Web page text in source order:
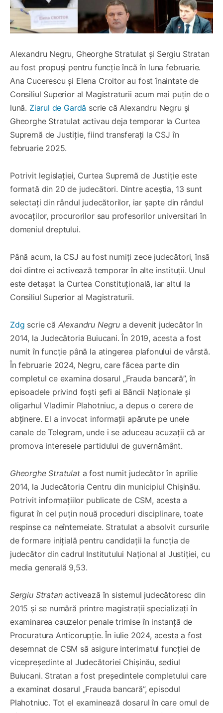
Alexandru Negru, Gheorghe Stratulat și Sergiu Stratan
au fost propuși pentru funcție încă în luna februarie.
Ana Cucerescu și Elena Croitor au fost înaintate de
Consiliul Superior al Magistraturii acum mai puțin de o
lună. Ziarul de Gardă scrie că Alexandru Negru și
Gheorghe Stratulat activau deja temporar la Curtea
Supremă de Justiție, fiind transferați la CSJ în
februarie 2025.
Potrivit legislației, Curtea Supremă de Justiție este
formată din 20 de judecători. Dintre aceștia, 13 sunt
selectați din rândul judecătorilor, iar șapte din rândul
avocaților, procurorilor sau profesorilor universitari în
domeniul dreptului.
Până acum, la CSJ au fost numiți zece judecători, însă
doi dintre ei activează temporar în alte instituții. Unul
este detașat la Curtea Constituțională, iar altul la
Consiliul Superior al Magistraturii.
Zdg scrie că Alexandru Negrua devenit judecător în
2014, la Judecătoria Buiucani. În 2019, acesta a fost
numit în funcție până la atingerea plafonului de vârstă.
În februarie 2024, Negru, care făcea parte din
completul ce examina dosarul „Frauda bancară”, în
episoadele privind foști șefi ai Băncii Naționale și
oligarhul Vladimir Plahotniuc, a depus o cerere de
abținere. El a invocat informații apărute pe unele
canale de Telegram, unde i se aduceau acuzații că ar
promova interesele partidului de guvernământ.
Gheorghe Stratulat a fost numit judecător în aprilie
2014, la Judecătoria Centru din municipiul Chișinău.
Potrivit informațiilor publicate de CSM, acesta a
figurat în cel puțin nouă proceduri disciplinare, toate
respinse ca neîntemeiate. Stratulat a absolvit cursurile
de formare inițială pentru candidații la funcția de
judecător din cadrul Institutului Național al Justiției, cu
media generală 9,53.
Sergiu Stratanactivează în sistemul judecătoresc din
2015 și se numără printre magistrații specializați în
examinarea cauzelor penale trimise în instanță de
Procuratura Anticorupție. În iulie 2024, acesta a fost
desemnat de CSM să asigure interimatul funcției de
vicepreședinte al Judecătoriei Chișinău, sediul
Buiucani. Stratan a fost președintele completului care
a examinat dosarul „Frauda bancară”, episodul
Plahotniuc. Tot el examinează dosarul în care omul de